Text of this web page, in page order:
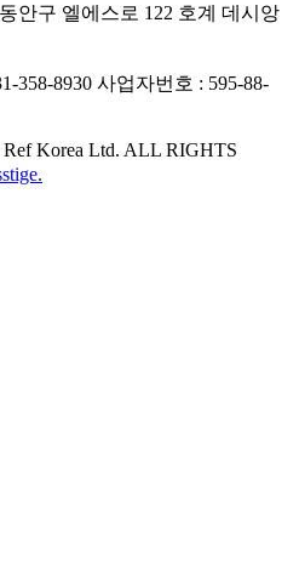
안구 엘에스로 122 호계 데시앙
358-8930 사업자번호 : 595-88-
Korea Ltd. ALL RIGHTS